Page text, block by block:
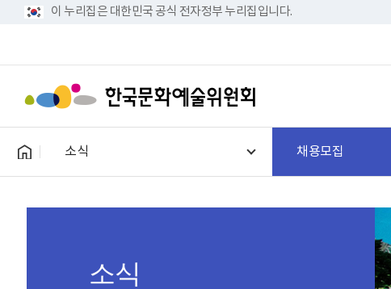
이 누리집은 대한민국 공식 전자정부 누리집입니다.
소식 채용모집
소식